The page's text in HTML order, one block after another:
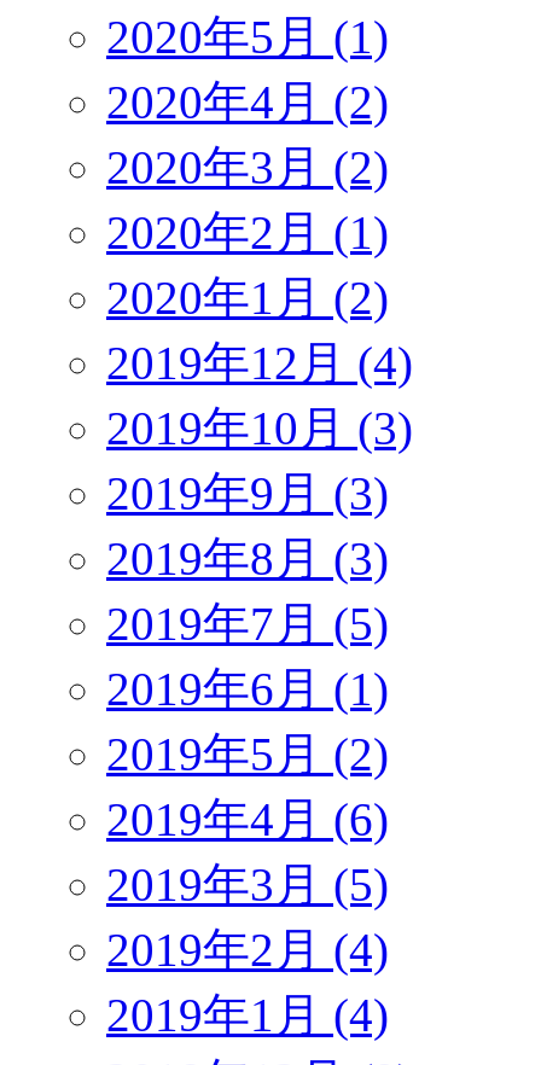
2020年5月 (1)
2020年4月 (2)
2020年3月 (2)
2020年2月 (1)
2020年1月 (2)
2019年12月 (4)
2019年10月 (3)
2019年9月 (3)
2019年8月 (3)
2019年7月 (5)
2019年6月 (1)
2019年5月 (2)
2019年4月 (6)
2019年3月 (5)
2019年2月 (4)
2019年1月 (4)